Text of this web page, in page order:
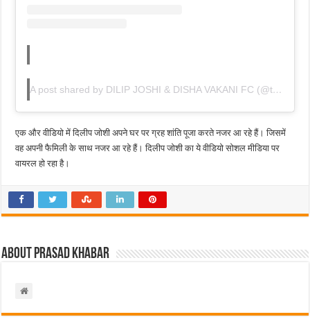
A post shared by DILIP JOSHI & DISHA VAKANI FC (@teamdiship)
एक और वीडियो में दिलीप जोशी अपने घर पर ग्रह शांति पूजा करते नजर आ रहे हैं। जिसमें
वह अपनी फैमिली के साथ नजर आ रहे हैं। दिलीप जोशी का ये वीडियो सोशल मीडिया पर
वायरल हो रहा है।
About Prasad Khabar